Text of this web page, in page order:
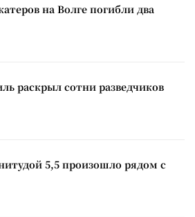
на Волге погибли два
раскрыл сотни разведчиков
5,5 произошло рядом с